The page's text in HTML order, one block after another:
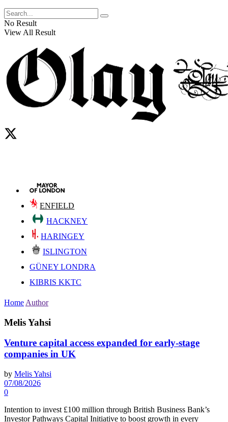
No Result
View All Result
ENFIELD
HACKNEY
HARINGEY
ISLINGTON
GÜNEY LONDRA
KIBRIS KKTC
Home Author
Melis Yahsi
Venture capital access expanded for early-stage
companies in UK
by Melis Yahsi
07/08/2026
0
Intention to invest £100 million through British Business Bank’s
Investor Pathways Capital Initiative to boost growth in every